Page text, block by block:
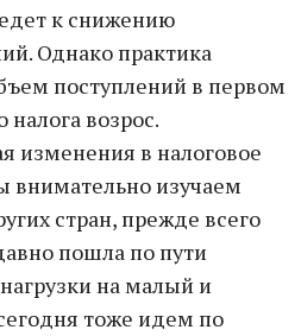
к снижению
Однако практика
поступлений в первом
налога возрос.
изменения в налоговое
внимательно изучаем
стран, прежде всего
пошла по пути
на малый и
тоже идем по